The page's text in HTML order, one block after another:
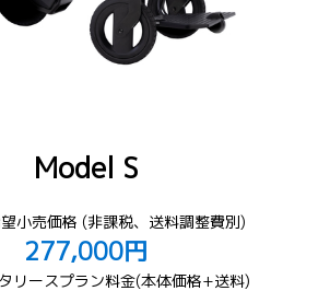
Model S
小売価格 (非課税、送料調整費別)
277,000円
リースプラン料金(本体価格+送料)